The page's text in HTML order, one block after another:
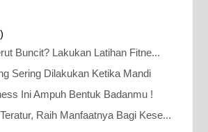
Buncit? Lakukan Latihan Fitne...
Sering Dilakukan Ketika Mandi
Ini Ampuh Bentuk Badanmu !
Raih Manfaatnya Bagi Kese...